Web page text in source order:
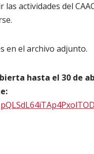
actividades del
en el archivo adjunto.
hasta el 30 de